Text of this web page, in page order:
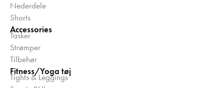
Nederdele
Shorts
Accessories
Tasker
Strømper
Tilbehør
Fitness/Yoga tøj
Tights & Leggings